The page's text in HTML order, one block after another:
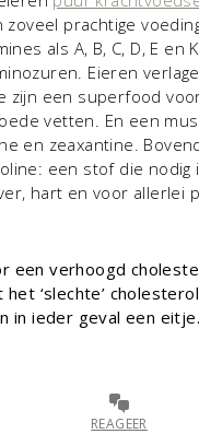
zoveel prachtige
als A, B, C, D, E en
Eieren
zijn een superfood
vetten. En een
en zeaxantine.
een stof die nodig
hart en voor allerlei
een verhoogd
‘slechte’
in ieder geval een
REAGEER